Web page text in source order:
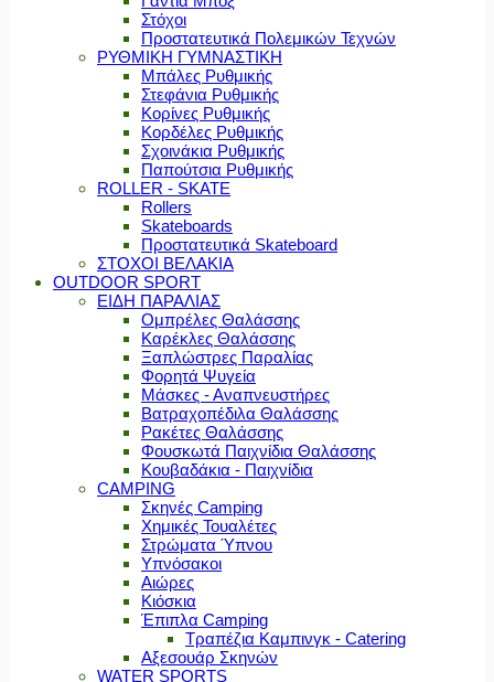
Στόχοι
Προστατευτικά Πολεμικών Τεχνών
ΡΥΘΜΙΚΗ ΓΥΜΝΑΣΤΙΚΗ
Μπάλες Ρυθμικής
Στεφάνια Ρυθμικής
Κορίνες Ρυθμικής
Κορδέλες Ρυθμικής
Σχοινάκια Ρυθμικής
Παπούτσια Ρυθμικής
ROLLER - SKATE
Rollers
Skateboards
Προστατευτικά Skateboard
ΣΤΟΧΟΙ ΒΕΛΑΚΙΑ
OUTDOOR SPORT
ΕΙΔΗ ΠΑΡΑΛΙΑΣ
Ομπρέλες Θαλάσσης
Καρέκλες Θαλάσσης
Ξαπλώστρες Παραλίας
Φορητά Ψυγεία
Μάσκες - Αναπνευστήρες
Βατραχοπέδιλα Θαλάσσης
Ρακέτες Θαλάσσης
Φουσκωτά Παιχνίδια Θαλάσσης
Κουβαδάκια - Παιχνίδια
CAMPING
Σκηνές Camping
Χημικές Τουαλέτες
Στρώματα Ύπνου
Υπνόσακοι
Αιώρες
Κιόσκια
Έπιπλα Camping
Τραπέζια Καμπινγκ - Catering
Αξεσουάρ Σκηνών
WATER SPORTS